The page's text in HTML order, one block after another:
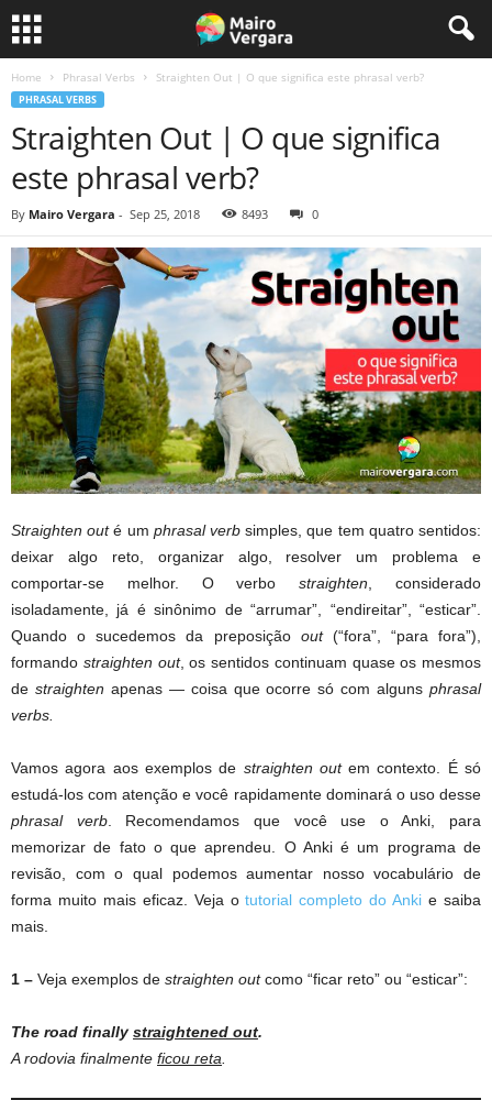
Home Phrasal Verbs Straighten Out | O que significa este phrasal verb?
PHRASAL VERBS
Straighten Out | O que significa
este phrasal verb?
By Mairo Vergara - Sep 25, 2018 8493 0
Straighten outé um phrasal verbsimples, que tem quatro sentidos:
deixar algo reto, organizar algo, resolver um problema e
comportar-se melhor. O verbostraighten , considerado
isoladamente, já é sinônimo de “arrumar”, “endireitar”, “esticar”.
Quando o sucedemos da preposição out(“fora”, “para fora”),
formando straighten out, os sentidos continuam quase os mesmos
de straighten apenas — coisa que ocorre só com algunsphrasal
verbs.
Vamos agora aos exemplos de straighten outem contexto. É só
estudá-los com atenção e você rapidamente dominará o uso desse
phrasal verb. Recomendamos que você use o Anki, para
memorizar de fato o que aprendeu. O Anki é um programa de
revisão, com o qual podemos aumentar nosso vocabulário de
forma muito mais eficaz. Veja otutorial completo do Anki e saiba
mais.
1 – Veja exemplos de straighten outcomo “ficar reto” ou “esticar”:
The road finally straightened out.
A rodovia finalmente ficou reta